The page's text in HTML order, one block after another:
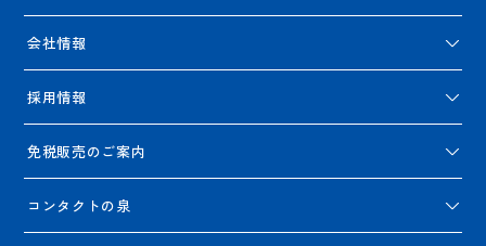
会社情報
採用情報
免税販売のご案内
コンタクトの泉